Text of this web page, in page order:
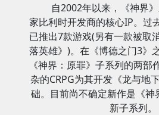
自2002年以来，《神界
家比利时开发商的核心IP。过
已推出7款游戏(另有一款被取
落英雄》)。在《博德之门3》
《神界：原罪》子系列的两部
杂的CRPG为其开发《龙与地
础。目前尚不确定新作是《神
新子系列。